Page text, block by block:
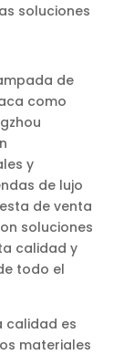
soluciones
de
como
y
de lujo
de venta
soluciones
calidad y
todo el
calidad es
materiales